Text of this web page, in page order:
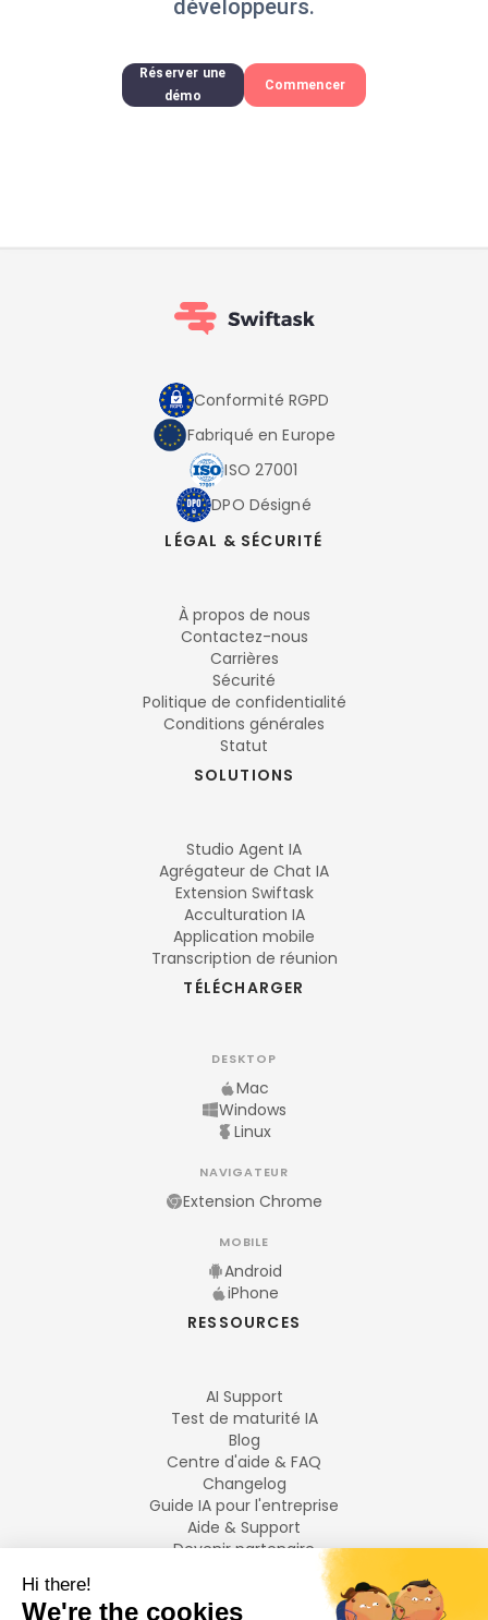
développeurs.
Réserver une
démo
Commencer
Conformité RGPD
Fabriqué en Europe
ISO 27001
DPO Désigné
LÉGAL & SÉCURITÉ
À propos de nous
Contactez-nous
Carrières
Sécurité
Politique de confidentialité
Conditions générales
Statut
SOLUTIONS
Studio Agent IA
Agrégateur de Chat IA
Extension Swiftask
Acculturation IA
Application mobile
Transcription de réunion
TÉLÉCHARGER
DESKTOP
Mac
Windows
Linux
NAVIGATEUR
Extension Chrome
MOBILE
Android
iPhone
RESSOURCES
AI Support
Test de maturité IA
Blog
Centre d'aide & FAQ
Changelog
Guide IA pour l'entreprise
Aide & Support
Devenir partenaire
LANGUES